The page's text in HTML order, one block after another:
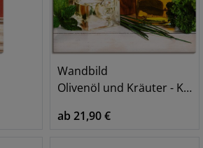
Wandbild
Olivenöl und Kräuter - Küche
ab 21,90 €